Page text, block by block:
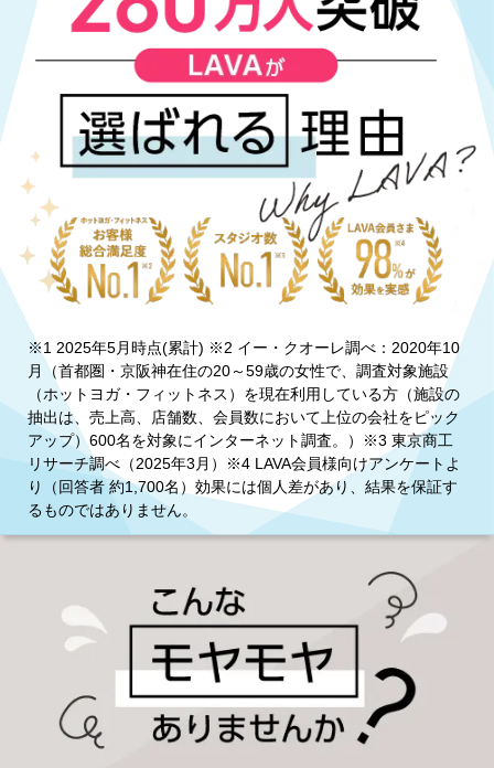
※1 2025年5月時点(累計) ※2 イー・クオーレ調べ：2020年10
月（首都圏・京阪神在住の20～59歳の女性で、調査対象施設
（ホットヨガ・フィットネス）を現在利用している方（施設の
抽出は、売上高、店舗数、会員数において上位の会社をピック
アップ）600名を対象にインターネット調査。）※3 東京商工
リサーチ調べ（2025年3月）※4 LAVA会員様向けアンケートよ
り（回答者 約1,700名）効果には個人差があり、結果を保証す
るものではありません。